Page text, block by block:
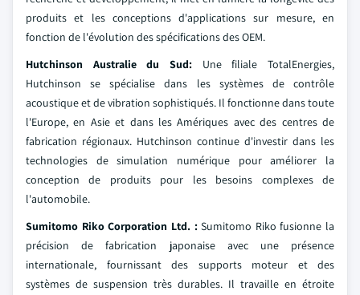
produits et les conceptions d'applications sur mesure, en
fonction de l'évolution des spécifications des OEM.
Hutchinson Australie du Sud: Une filiale TotalEnergies,
Hutchinson se spécialise dans les systèmes de contrôle
acoustique et de vibration sophistiqués. Il fonctionne dans toute
l'Europe, en Asie et dans les Amériques avec des centres de
fabrication régionaux. Hutchinson continue d'investir dans les
technologies de simulation numérique pour améliorer la
conception de produits pour les besoins complexes de
l'automobile.
Sumitomo Riko Corporation Ltd. :Sumitomo Riko fusionne la
précision de fabrication japonaise avec une présence
internationale, fournissant des supports moteur et des
systèmes de suspension très durables. Il travaille en étroite